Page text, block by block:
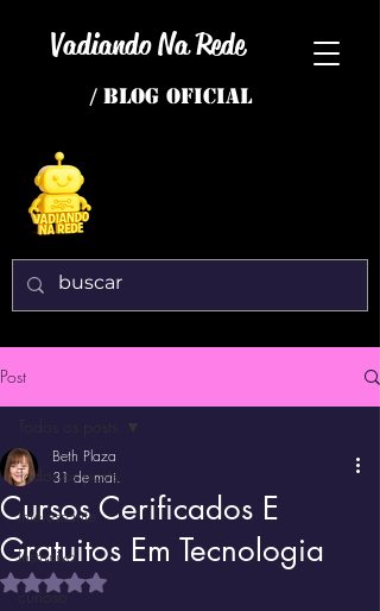
Vadiando Na Rede
/ BLOG OFICIAL
Post
Todos os posts
interessante
Instrutivo
curioso
Cursos Cerificados E
Gratuitos Em Tecnologia
Beth Plaza
31 de mai.
Avaliado com NaN de 5 estrelas.